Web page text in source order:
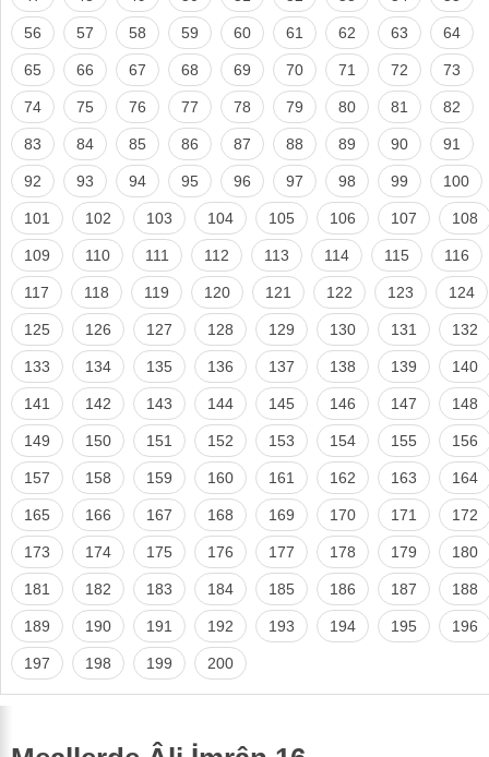
56 57 58 59 60 61 62 63 64
65 66 67 68 69 70 71 72 73
74 75 76 77 78 79 80 81 82
83 84 85 86 87 88 89 90 91
92 93 94 95 96 97 98 99 100
101 102 103 104 105 106 107 108
109 110 111 112 113 114 115 116
117 118 119 120 121 122 123 124
125 126 127 128 129 130 131 132
133 134 135 136 137 138 139 140
141 142 143 144 145 146 147 148
149 150 151 152 153 154 155 156
157 158 159 160 161 162 163 164
165 166 167 168 169 170 171 172
173 174 175 176 177 178 179 180
181 182 183 184 185 186 187 188
189 190 191 192 193 194 195 196
197 198 199 200